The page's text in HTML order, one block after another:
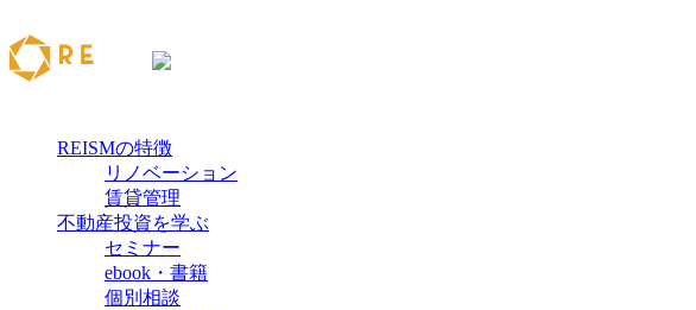
REISMの特徴
リノベーション
賃貸管理
不動産投資を学ぶ
セミナー
ebook・書籍
個別相談